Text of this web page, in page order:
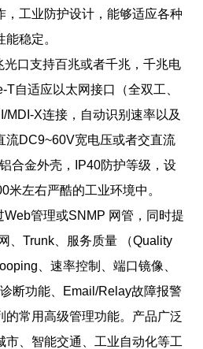
工业防护设计，能够适应各种
稳定。
口支持百兆或者千兆，千兆电
自适应以太网接口（全双工、
MDI-X连接，自动识别速率以及
流DC9~60V宽电压或者交直流
合金外壳，IP40防护等级，设
米左右严酷的工业环境中。
管理或SNMP 网管，同时提
、Trunk、服务质量 （Quality
、速率控制、端口镜像、
断功能、Email/Relay故障报警
的常用高级管理功能。产品广泛
市、智能交通、工业自动化等工